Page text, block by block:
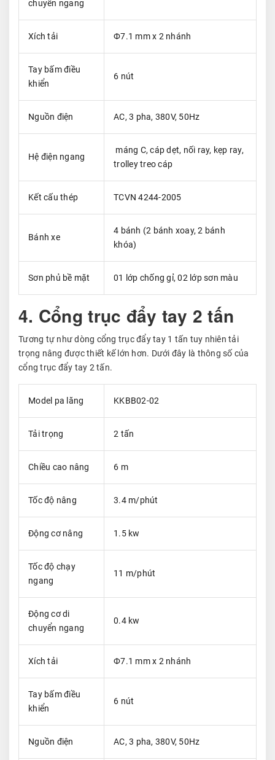
chuyển ngang
Xích tải Ф7.1 mm x 2 nhánh
Tay bấm điều
khiển
6 nút
Nguồn điện AC, 3 pha, 380V, 50Hz
Hệ điện ngang
máng C, cáp dẹt, nối ray, kẹp ray,
trolley treo cáp
Kết cấu thép TCVN 4244-2005
Bánh xe
4 bánh (2 bánh xoay, 2 bánh
khóa)
Sơn phủ bề mặt 01 lớp chống gỉ, 02 lớp sơn màu
4. Cổng trục đẩy tay 2 tấn
Tương tự như dòng cổng trục đẩy tay 1 tấn tuy nhiên tải
trọng nâng được thiết kế lớn hơn. Dưới đây là thông số của
cổng trục đẩy tay 2 tấn.
Model pa lăng KKBB02-02
Tải trọng 2 tấn
Chiều cao nâng 6 m
Tốc độ nâng 3.4 m/phút
Động cơ nâng 1.5 kw
Tốc độ chạy
ngang
11 m/phút
Động cơ di
chuyển ngang
0.4 kw
Xích tải Ф7.1 mm x 2 nhánh
Tay bấm điều
khiển
6 nút
Nguồn điện AC, 3 pha, 380V, 50Hz